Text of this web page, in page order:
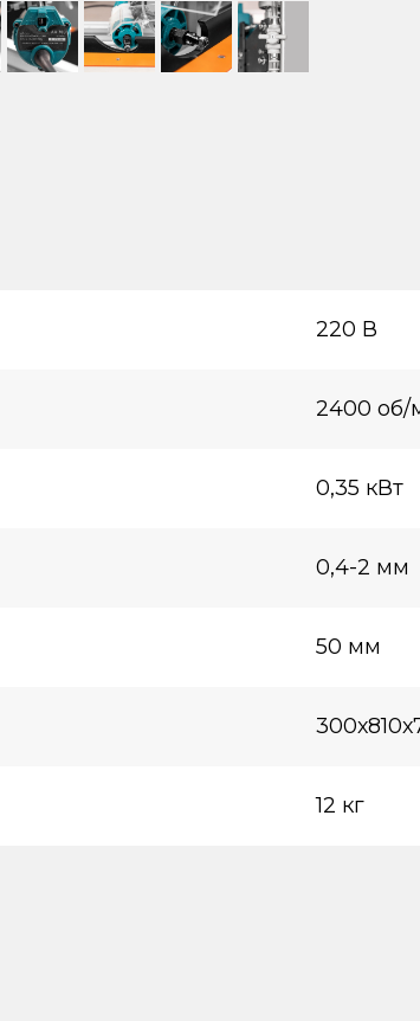
220 В
2400 об/
0,35 кВт
0,4-2 мм
50 мм
12 кг